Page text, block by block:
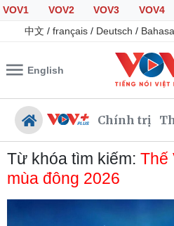
VOV1 VOV2 VOV3 VOV4
中文 / français / Deutsch /
English
Chính trị
Từ khóa tìm kiếm: Thế
mùa đông 2026